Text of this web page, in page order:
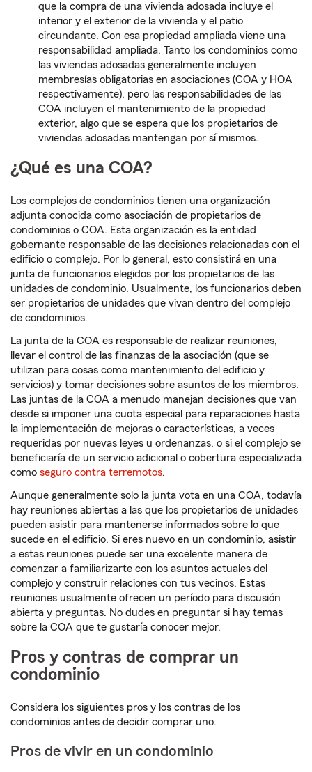
que la compra de una vivienda adosada incluye el
interior y el exterior de la vivienda y el patio
circundante. Con esa propiedad ampliada viene una
responsabilidad ampliada. Tanto los condominios como
las viviendas adosadas generalmente incluyen
membresías obligatorias en asociaciones (COA y HOA
respectivamente), pero las responsabilidades de las
COA incluyen el mantenimiento de la propiedad
exterior, algo que se espera que los propietarios de
viviendas adosadas mantengan por sí mismos.
¿Qué es una COA?
Los complejos de condominios tienen una organización
adjunta conocida como asociación de propietarios de
condominios o COA. Esta organización es la entidad
gobernante responsable de las decisiones relacionadas con el
edificio o complejo. Por lo general, esto consistirá en una
junta de funcionarios elegidos por los propietarios de las
unidades de condominio. Usualmente, los funcionarios deben
ser propietarios de unidades que vivan dentro del complejo
de condominios.
La junta de la COA es responsable de realizar reuniones,
llevar el control de las finanzas de la asociación (que se
utilizan para cosas como mantenimiento del edificio y
servicios) y tomar decisiones sobre asuntos de los miembros.
Las juntas de la COA a menudo manejan decisiones que van
desde si imponer una cuota especial para reparaciones hasta
la implementación de mejoras o características, a veces
requeridas por nuevas leyes u ordenanzas, o si el complejo se
beneficiaría de un servicio adicional o cobertura especializada
como seguro contra terremotos.
Aunque generalmente solo la junta vota en una COA, todavía
hay reuniones abiertas a las que los propietarios de unidades
pueden asistir para mantenerse informados sobre lo que
sucede en el edificio. Si eres nuevo en un condominio, asistir
a estas reuniones puede ser una excelente manera de
comenzar a familiarizarte con los asuntos actuales del
complejo y construir relaciones con tus vecinos. Estas
reuniones usualmente ofrecen un período para discusión
abierta y preguntas. No dudes en preguntar si hay temas
sobre la COA que te gustaría conocer mejor.
Pros y contras de comprar un
condominio
Considera los siguientes pros y los contras de los
condominios antes de decidir comprar uno.
Pros de vivir en un condominio